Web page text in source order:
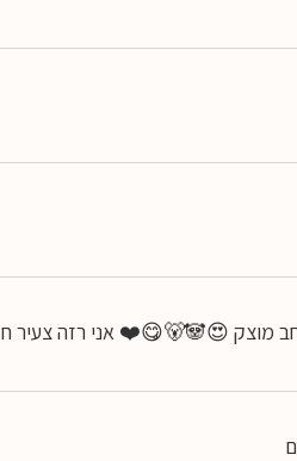
מוצק 😍🐼🐻😋❤️ אני רזה צעיר ח